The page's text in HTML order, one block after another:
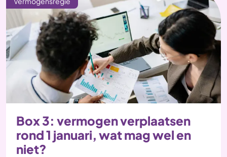
Box 3: vermogen verplaatsen
rond 1 januari, wat mag wel en
niet?